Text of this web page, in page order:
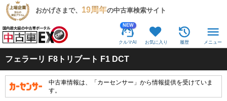
おかげさまで、 19周年の中古車検索サイト
NEW
クルマAI お気に入り 履歴 メニュー
フェラーリ F8トリブート F1 DCT
中古車情報は、「カーセンサー」から情報提供を受けていま
す。